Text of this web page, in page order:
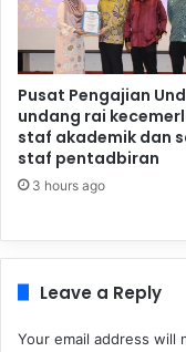
Pusat Pengajian
undang rai
staf akademik dan
staf pentadbiran
3 hours ago
Leave a Reply
Your email address will